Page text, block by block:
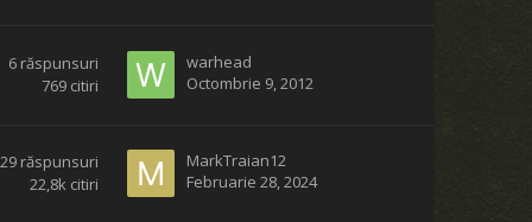
6 răspunsuri
769 citiri
warhead
Octombrie 9, 2012
răspunsuri
22,8k citiri
MarkTraian12
Februarie 28, 2024